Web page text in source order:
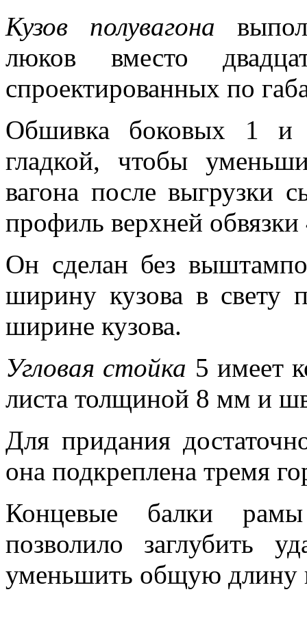
Кузов полувагона
люков вместо
спроектированных по
Обшивка боковых 1 и
гладкой, чтобы
вагона после выгрузки
профиль верхней
Он сделан без
ширину кузова в
ширине кузова.
Угловая стойка 5 имеет
листа толщиной 8 мм и
Для придания
она подкреплена тремя
Концевые балки
позволило заглубить
уменьшить общую длину